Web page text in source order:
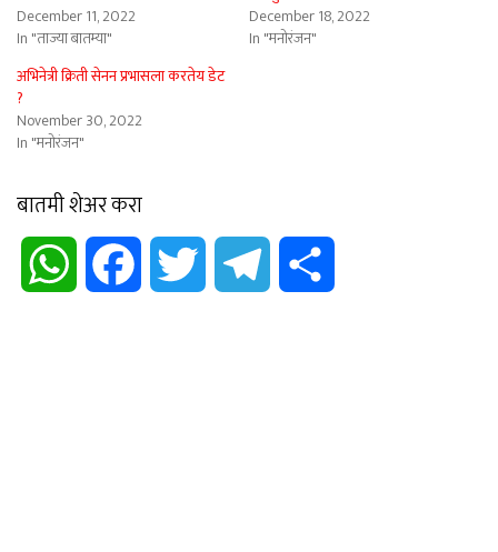
December 11, 2022
In "ताज्या बातम्या"
December 18, 2022
In "मनोरंजन"
अभिनेत्री क्रिती सेनन प्रभासला करतेय डेट
?
November 30, 2022
In "मनोरंजन"
बातमी शेअर करा
WhatsApp Facebook Twitter Telegram